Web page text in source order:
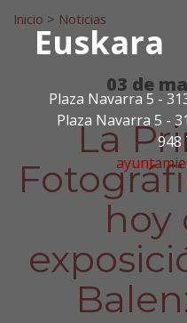
Euskara
Plaza Navarra 5 -
Plaza Navarra 5 -
948
Search for:
Inicio > Noticias
03 de
La
hoy